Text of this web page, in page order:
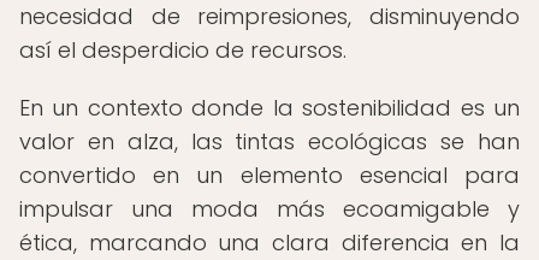
necesidad de reimpresiones, disminuyendo
así el desperdicio de recursos.
En un contexto donde la sostenibilidad es un
valor en alza, las tintas ecológicas se han
convertido en un elemento esencial para
impulsar una moda más ecoamigable y
ética, marcando una clara diferencia en la